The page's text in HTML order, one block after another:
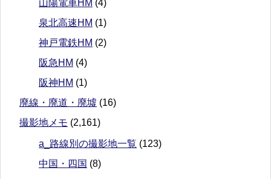
山陽電車HM (4)
泉北高速HM (1)
神戸電鉄HM (2)
阪急HM (4)
阪神HM (1)
廃線・廃道・廃墟 (16)
撮影地メモ (2,161)
a_路線別の撮影地一覧 (123)
中国・四国 (8)